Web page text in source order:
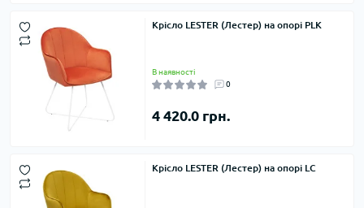
Крісло LESTER (Лестер) на опорі PLK
В наявності
0
4 420.0 грн.
Крісло LESTER (Лестер) на опорі LC